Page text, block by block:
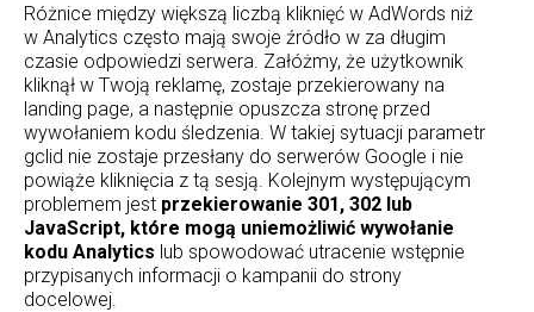
Różnice między większą liczbą kliknięć w AdWords niż
w Analytics często mają swoje źródło w za długim
czasie odpowiedzi serwera. Załóżmy, że użytkownik
kliknął w Twoją reklamę, zostaje przekierowany na
landing page, a następnie opuszcza stronę przed
wywołaniem kodu śledzenia. W takiej sytuacji parametr
gclid nie zostaje przesłany do serwerów Google i nie
powiąże kliknięcia z tą sesją. Kolejnym występującym
problemem jest przekierowanie 301, 302 lub
JavaScript, które mogą uniemożliwić wywołanie
kodu Analytics lub spowodować utracenie wstępnie
przypisanych informacji o kampanii do strony
docelowej.